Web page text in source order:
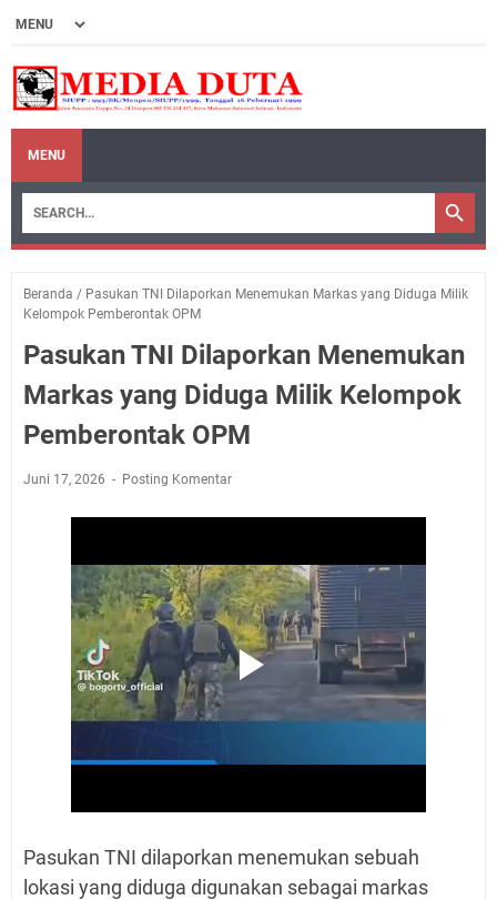
MENU
Beranda / Pasukan TNI Dilaporkan Menemukan Markas yang Diduga Milik
Kelompok Pemberontak OPM
Pasukan TNI Dilaporkan Menemukan
Markas yang Diduga Milik Kelompok
Pemberontak OPM
Juni 17, 2026 Posting Komentar
Pasukan TNI dilaporkan menemukan sebuah
lokasi yang diduga digunakan sebagai markas